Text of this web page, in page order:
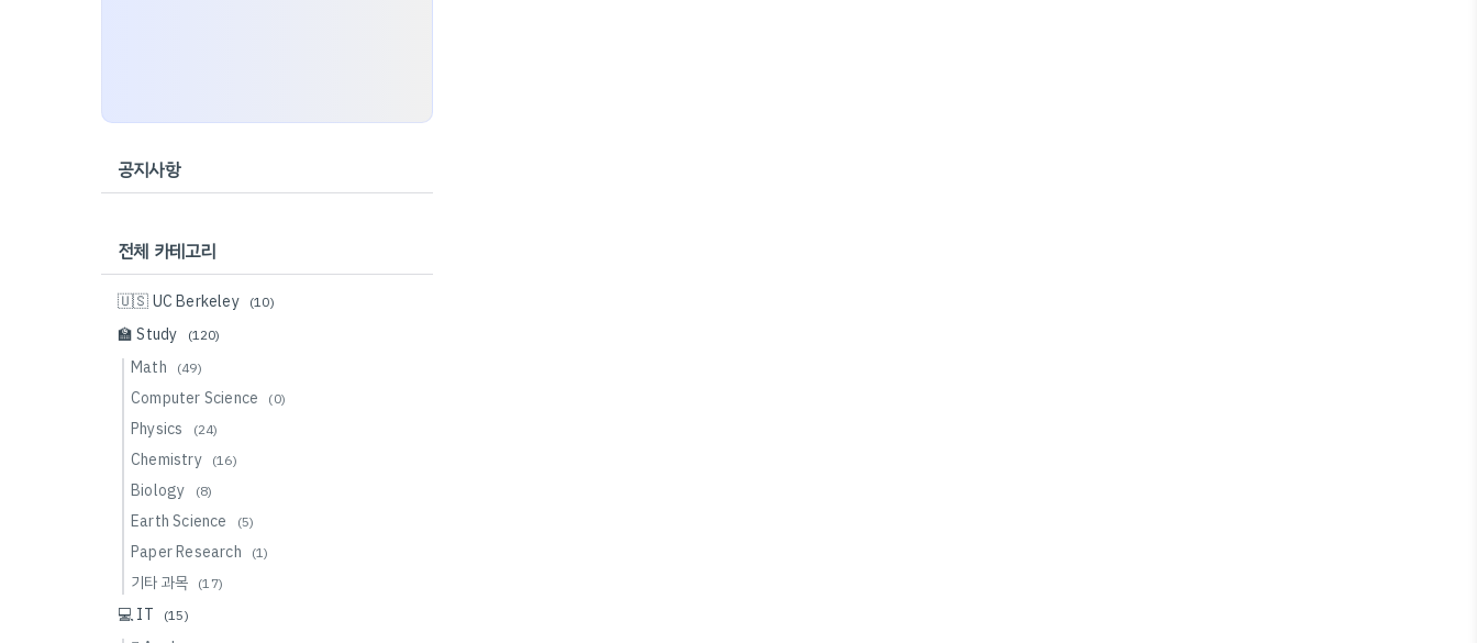
공지사항
전체 카테고리
🇺🇸 UC Berkeley (10)
🏫 Study (120)
Math (49)
Computer Science (0)
Physics (24)
Chemistry (16)
Biology (8)
Earth Science (5)
Paper Research (1)
기타 과목 (17)
💻 IT (15)